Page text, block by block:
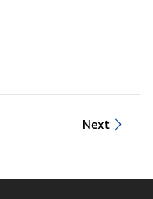
Next